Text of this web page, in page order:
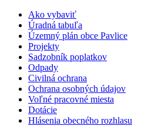
Ako vybaviť
Úradná tabuľa
Územný plán obce Pavlice
Projekty
Sadzobník poplatkov
Odpady
Civilná ochrana
Ochrana osobných údajov
Voľné pracovné miesta
Dotácie
Hlásenia obecného rozhlasu